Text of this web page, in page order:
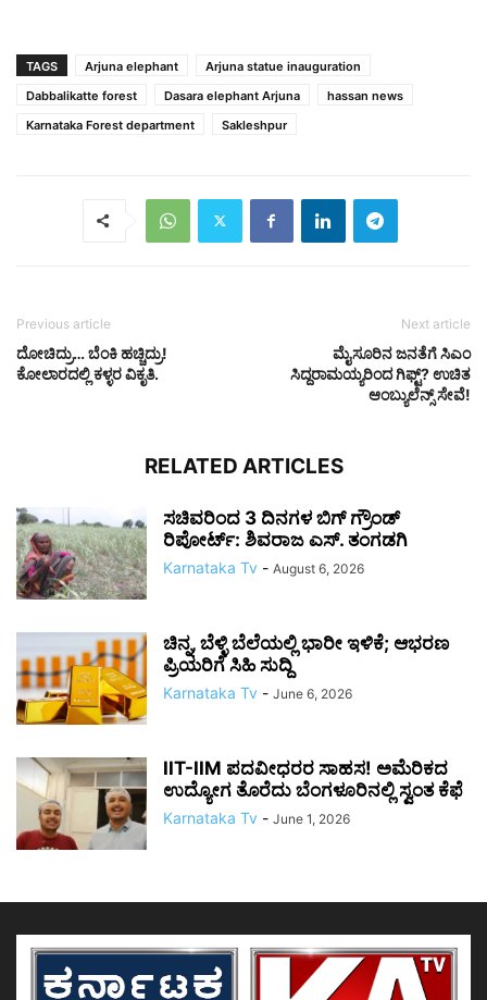
TAGS Arjuna elephant
Arjuna statue inauguration
Dabbalikatte forest
Dasara elephant Arjuna
hassan news
Karnataka Forest department
Sakleshpur
Previous article
ದೋಚಿದ್ರು… ಬೆಂಕಿ ಹಚ್ಚಿದ್ರು!
ಕೋಲಾರದಲ್ಲಿ ಕಳ್ಳರ ವಿಕೃತಿ.
Next article
ಮೈಸೂರಿನ ಜನತೆಗೆ ಸಿಎಂ
ಸಿದ್ದರಾಮಯ್ಯರಿಂದ ಗಿಫ್ಟ್? ಉಚಿತ
ಆಂಬ್ಯುಲೆನ್ಸ್ ಸೇವೆ!
RELATED ARTICLES
ಸಚಿವರಿಂದ 3 ದಿನಗಳ ಬಿಗ್ ಗ್ರೌಂಡ್
ರಿಪೋರ್ಟ್: ಶಿವರಾಜ ಎಸ್. ತಂಗಡಗಿ
Karnataka Tv - August 6, 2026
ಚಿನ್ನ, ಬೆಳ್ಳಿ ಬೆಲೆಯಲ್ಲಿ ಭಾರೀ ಇಳಿಕೆ; ಆಭರಣ
ಪ್ರಿಯರಿಗೆ ಸಿಹಿ ಸುದ್ದಿ
Karnataka Tv - June 6, 2026
IIT-IIM ಪದವೀಧರರ ಸಾಹಸ! ಅಮೆರಿಕದ
ಉದ್ಯೋಗ ತೊರೆದು ಬೆಂಗಳೂರಿನಲ್ಲಿ ಸ್ವಂತ ಕೆಫೆ
Karnataka Tv - June 1, 2026